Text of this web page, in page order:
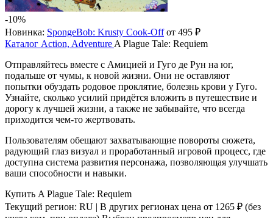
-10%
Новинка: SpongeBob: Krusty Cook-Offот 495 ₽
Каталог Action, Adventure A Plague Tale: Requiem
Отправляйтесь вместе с Амицией и Гуго де Рун на юг,
подальше от чумы, к новой жизни. Они не оставляют
попытки обуздать родовое проклятие, болезнь крови у Гуго.
Узнайте, сколько усилий придётся вложить в путешествие и
дорогу к лучшей жизни, а также не забывайте, что всегда
приходится чем-то жертвовать.
Пользователям обещают захватывающие повороты сюжета,
радующий глаз визуал и проработанный игровой процесс, где
доступна система развития персонажа, позволяющая улучшать
ваши способности и навыки.
Купить A Plague Tale: Requiem
Текущий регион: RU | В других регионах цена от 1265 ₽ (без